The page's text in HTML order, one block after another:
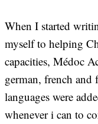
When I started
myself to helping
capacities, Médoc
german, french and
languages were
whenever i can to